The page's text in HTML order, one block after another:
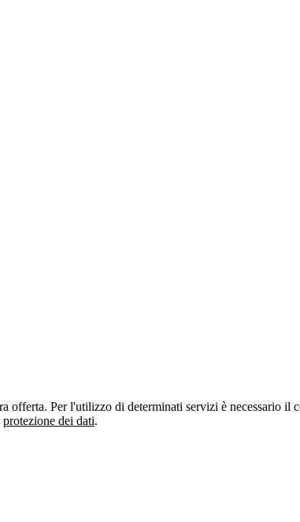
Per l'utilizzo di determinati servizi è necessario il
protezione dei dati.